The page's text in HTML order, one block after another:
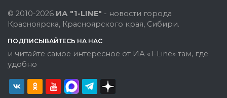
© 2010-2026 ИА "1-LINE" - новости города
Красноярска, Красноярского края, Сибири.
ПОДПИСЫВАЙТЕСЬ НА НАС
и читайте самое интересное от ИА «1-Line» там, где
удобно